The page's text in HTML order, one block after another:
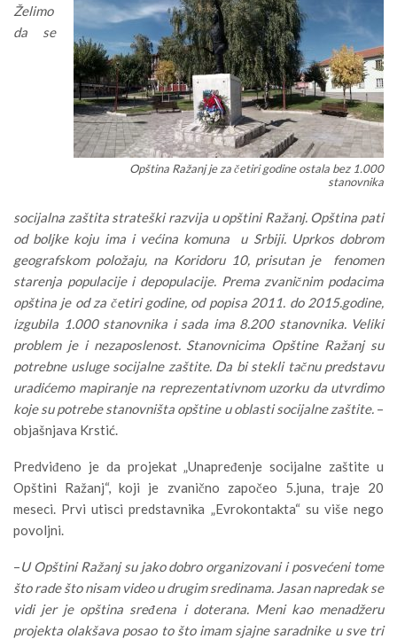
Opština Ražanj je za četiri godine ostala bez 1.000
stanovnika
Želimo
da se
socijalna zaštita strateški razvija u opštini Ražanj. Opština pati
od boljke koju ima i većina komuna u Srbiji. Uprkos dobrom
geografskom položaju, na Koridoru 10, prisutan je fenomen
starenja populacije i depopulacije. Prema zvaničnim podacima
opština je od za četiri godine, od popisa 2011. do 2015.godine,
izgubila 1.000 stanovnika i sada ima 8.200 stanovnika. Veliki
problem je i nezaposlenost. Stanovnicima Opštine Ražanj su
potrebne usluge socijalne zaštite. Da bi stekli tačnu predstavu
uradićemo mapiranje na reprezentativnom uzorku da utvrdimo
koje su potrebe stanovništa opštine u oblasti socijalne zaštite.–
objašnjava Krstić.
Predviđeno je da projekat „Unapređenje socijalne zaštite u
Opštini Ražanj“, koji je zvanično započeo 5.juna, traje 20
meseci. Prvi utisci predstavnika „Evrokontakta“ su više nego
povoljni.
–U Opštini Ražanj su jako dobro organizovani i posvećeni tome
što rade što nisam video u drugim sredinama. Jasan napredak se
vidi jer je opština sređena i doterana. Meni kao menadžeru
projekta olakšava posao to što imam sjajne saradnike u sve tri